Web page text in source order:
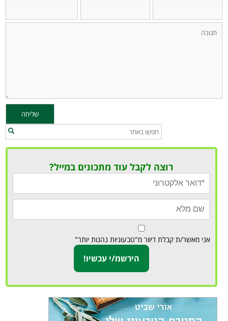
רוצה לקבל עוד מתכונים במייל?
אני מאשר/ת קבלת דיוור מ"טבעוניות נהנות יותר"